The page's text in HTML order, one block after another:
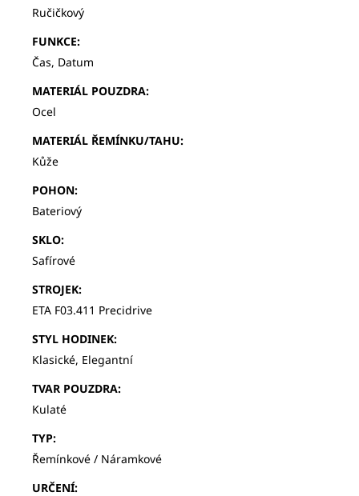
Ručičkový
FUNKCE:
Čas, Datum
MATERIÁL POUZDRA:
Ocel
MATERIÁL ŘEMÍNKU/TAHU:
Kůže
POHON:
Bateriový
SKLO:
Safírové
STROJEK:
ETA F03.411 Precidrive
STYL HODINEK:
Klasické, Elegantní
TVAR POUZDRA:
Kulaté
TYP:
Řemínkové / Náramkové
URČENÍ: